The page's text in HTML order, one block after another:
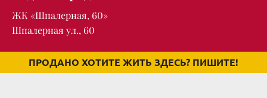
ЖК «Шпалерная, 60»
Шпалерная ул., 60
ПРОДАНО ХОТИТЕ ЖИТЬ ЗДЕСЬ? ПИШИТЕ!